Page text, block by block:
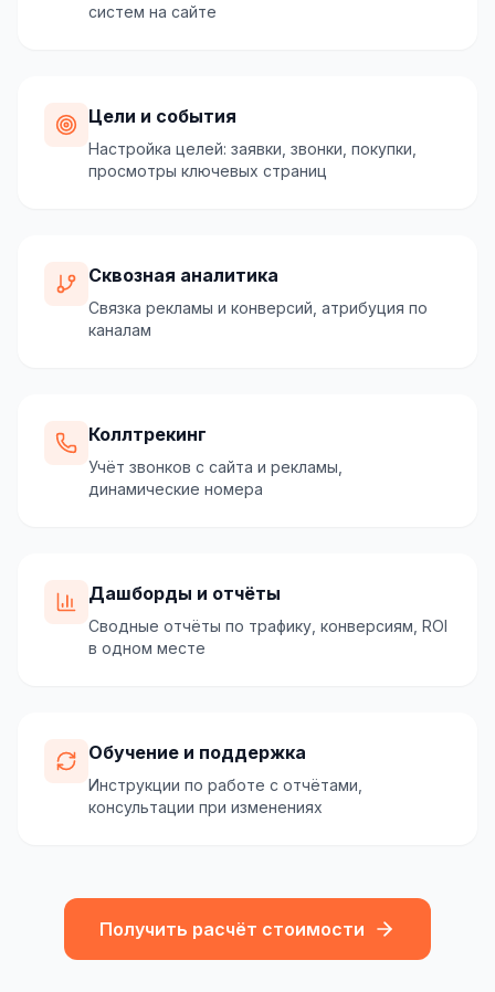
систем на сайте
Цели и события
Настройка целей: заявки, звонки, покупки,
просмотры ключевых страниц
Сквозная аналитика
Связка рекламы и конверсий, атрибуция по
каналам
Коллтрекинг
Учёт звонков с сайта и рекламы,
динамические номера
Дашборды и отчёты
Сводные отчёты по трафику, конверсиям, ROI
в одном месте
Обучение и поддержка
Инструкции по работе с отчётами,
консультации при изменениях
Получить расчёт стоимости